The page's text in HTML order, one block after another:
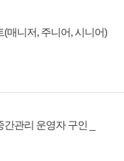
매니저, 주니어, 시니어)
간관리 운영자 구인 _